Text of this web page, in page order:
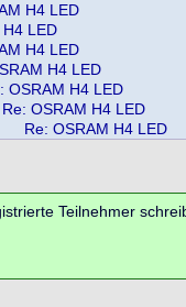
H4 LED
LED
H4 LED
H4 LED
OSRAM H4 LED
Re: OSRAM H4 LED
Re: OSRAM H4 LED
Teilnehmer